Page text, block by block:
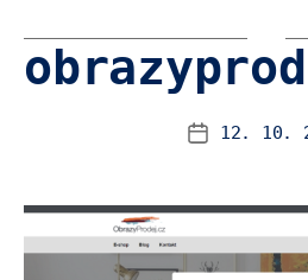
Datum12. 10.